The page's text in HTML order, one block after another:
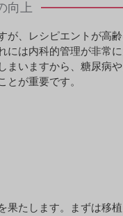
向上
が、レシピエントが高
には内科的管理が非常
まいますから、糖尿病
とが重要です。
果たします。まずは移